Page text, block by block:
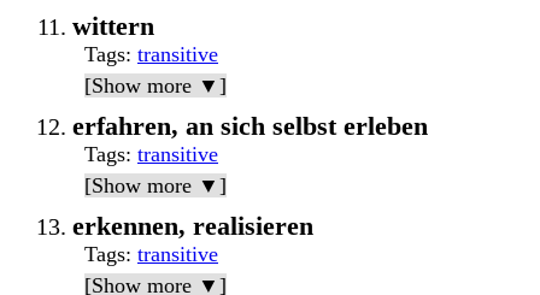
wittern
Tags: transitive
[Show more ▼]
erfahren, an sich selbst erleben
Tags: transitive
[Show more ▼]
erkennen, realisieren
Tags: transitive
[Show more ▼]